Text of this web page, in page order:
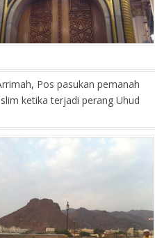
Pos pasukan pemanah
ketika terjadi perang Uhud